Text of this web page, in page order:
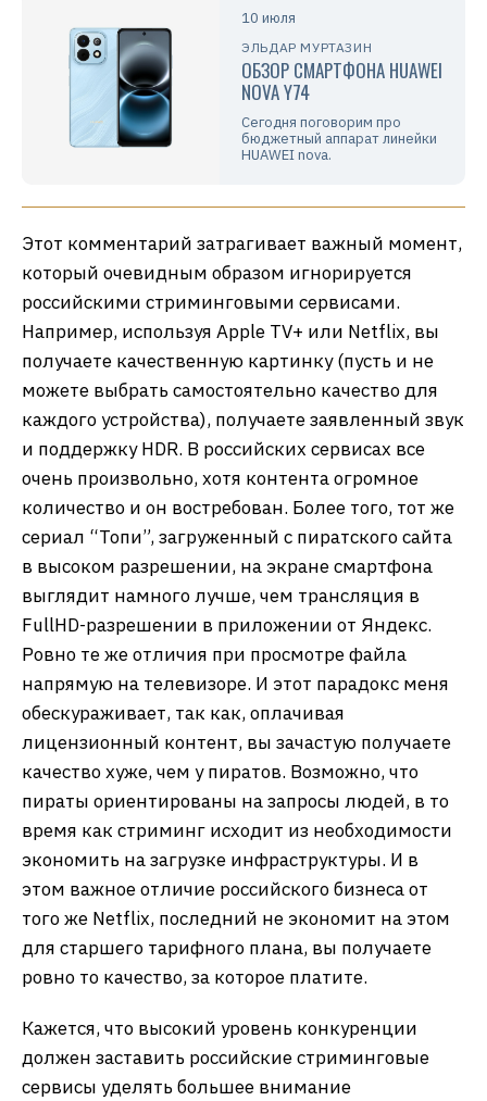
10 июля
ЭЛЬДАР МУРТАЗИН
ОБЗОР СМАРТФОНА HUAWEI
NOVA Y74
Сегодня поговорим про
бюджетный аппарат линейки
HUAWEI nova.
Этот комментарий затрагивает важный момент,
который очевидным образом игнорируется
российскими стриминговыми сервисами.
Например, используя Apple TV+ или Netflix, вы
получаете качественную картинку (пусть и не
можете выбрать самостоятельно качество для
каждого устройства), получаете заявленный звук
и поддержку HDR. В российских сервисах все
очень произвольно, хотя контента огромное
количество и он востребован. Более того, тот же
сериал “Топи”, загруженный с пиратского сайта
в высоком разрешении, на экране смартфона
выглядит намного лучше, чем трансляция в
FullHD-разрешении в приложении от Яндекс.
Ровно те же отличия при просмотре файла
напрямую на телевизоре. И этот парадокс меня
обескураживает, так как, оплачивая
лицензионный контент, вы зачастую получаете
качество хуже, чем у пиратов. Возможно, что
пираты ориентированы на запросы людей, в то
время как стриминг исходит из необходимости
экономить на загрузке инфраструктуры. И в
этом важное отличие российского бизнеса от
того же Netflix, последний не экономит на этом
для старшего тарифного плана, вы получаете
ровно то качество, за которое платите.
Кажется, что высокий уровень конкуренции
должен заставить российские стриминговые
сервисы уделять большее внимание